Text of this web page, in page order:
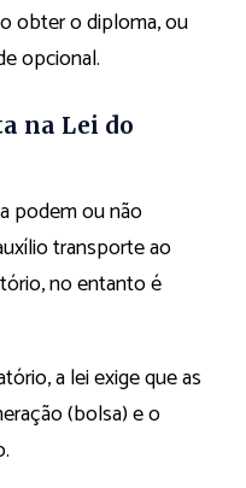
obter o diploma, ou
opcional.
na Lei do
podem ou não
transporte ao
no entanto é
a lei exige que as
(bolsa) e o